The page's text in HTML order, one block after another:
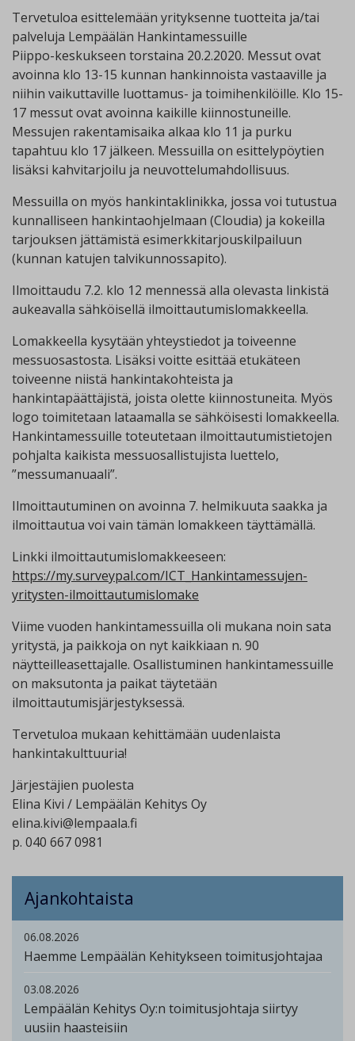
Tervetuloa esittelemään yrityksenne tuotteita ja/tai
palveluja Lempäälän Hankintamessuille
Piippo-keskukseen torstaina 20.2.2020. Messut ovat
avoinna klo 13-15 kunnan hankinnoista vastaaville ja
niihin vaikuttaville luottamus- ja toimihenkilöille. Klo 15-
17 messut ovat avoinna kaikille kiinnostuneille.
Messujen rakentamisaika alkaa klo 11 ja purku
tapahtuu klo 17 jälkeen. Messuilla on esittelypöytien
lisäksi kahvitarjoilu ja neuvottelumahdollisuus.
Messuilla on myös hankintaklinikka, jossa voi tutustua
kunnalliseen hankintaohjelmaan (Cloudia) ja kokeilla
tarjouksen jättämistä esimerkkitarjouskilpailuun
(kunnan katujen talvikunnossapito).
Ilmoittaudu 7.2. klo 12 mennessä alla olevasta linkistä
aukeavalla sähköisellä ilmoittautumislomakkeella.
Lomakkeella kysytään yhteystiedot ja toiveenne
messuosastosta. Lisäksi voitte esittää etukäteen
toiveenne niistä hankintakohteista ja
hankintapäättäjistä, joista olette kiinnostuneita. Myös
logo toimitetaan lataamalla se sähköisesti lomakkeella.
Hankintamessuille toteutetaan ilmoittautumistietojen
pohjalta kaikista messuosallistujista luettelo,
”messumanuaali”.
Ilmoittautuminen on avoinna 7. helmikuuta saakka ja
ilmoittautua voi vain tämän lomakkeen täyttämällä.
Linkki ilmoittautumislomakkeeseen:
https://my.surveypal.com/ICT_Hankintamessujen-
yritysten-ilmoittautumislomake
Viime vuoden hankintamessuilla oli mukana noin sata
yritystä, ja paikkoja on nyt kaikkiaan n. 90
näytteilleasettajalle. Osallistuminen hankintamessuille
on maksutonta ja paikat täytetään
ilmoittautumisjärjestyksessä.
Tervetuloa mukaan kehittämään uudenlaista
hankintakulttuuria!
Järjestäjien puolesta
Elina Kivi / Lempäälän Kehitys Oy
elina.kivi@lempaala.fi
p. 040 667 0981
Ajankohtaista
06.08.2026
Haemme Lempäälän Kehitykseen toimitusjohtajaa
03.08.2026
Lempäälän Kehitys Oy:n toimitusjohtaja siirtyy
uusiin haasteisiin